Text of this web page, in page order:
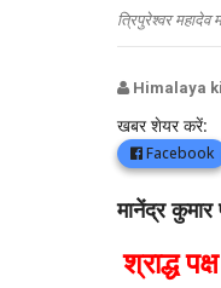
त्रिपुरेश्वर
Himalaya
खबर शेयर करें:
Facebook
मानेंद्र
श्राद्ध